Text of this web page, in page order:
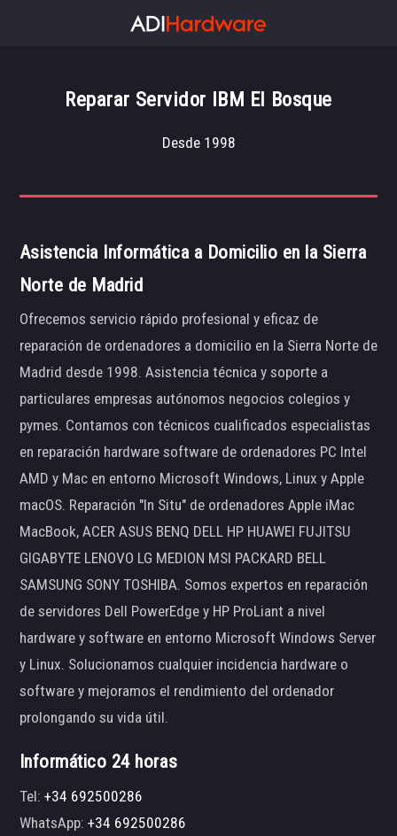
Reparar Servidor IBM El Bosque
Desde 1998
Asistencia Informática a Domicilio en la Sierra
Norte de Madrid
Ofrecemos servicio rápido profesional y eficaz de
reparación de ordenadores a domicilio en la Sierra Norte de
Madrid desde 1998. Asistencia técnica y soporte a
particulares empresas autónomos negocios colegios y
pymes. Contamos con técnicos cualificados especialistas
en reparación hardware software de ordenadores PC Intel
AMD y Mac en entorno Microsoft Windows, Linux y Apple
macOS. Reparación "In Situ" de ordenadores Apple iMac
MacBook, ACER ASUS BENQ DELL HP HUAWEI FUJITSU
GIGABYTE LENOVO LG MEDION MSI PACKARD BELL
SAMSUNG SONY TOSHIBA. Somos expertos en reparación
de servidores Dell PowerEdge y HP ProLiant a nivel
hardware y software en entorno Microsoft Windows Server
y Linux. Solucionamos cualquier incidencia hardware o
software y mejoramos el rendimiento del ordenador
prolongando su vida útil.
Informático 24 horas
Tel:+34 692500286
WhatsApp:+34 692500286